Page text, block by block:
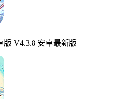
版 V4.3.8 安卓最新版